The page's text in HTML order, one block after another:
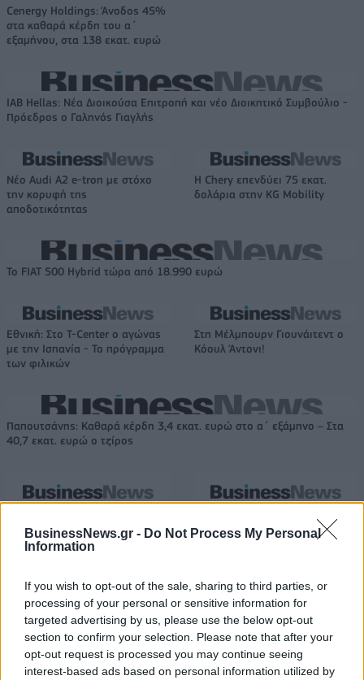
BusinessNews.gr - Do Not Process My Personal
Information
If you wish to opt-out of the sale, sharing to third parties, or
processing of your personal or sensitive information for
targeted advertising by us, please use the below opt-out
section to confirm your selection. Please note that after your
opt-out request is processed you may continue seeing
interest-based ads based on personal information utilized by
Cenergy Holdings: Άνοδος 45%
στα καθαρά κέρδη του α΄
εξαμήνου, στα 138 εκατ. ευρώ
IAB Hellas: Νέα Διοικούσα Επιτροπή και νέο Διοικητικό Συμβούλιο -
Πρόεδρος ο Γαληνός Γιαγλής
Νέο Audi A2 e-tron με στόχο
την κορυφή της
αποδοτικότητας
Η Chery επενδύει 75 εκατ.
δολάρια στην KG Mobility
Το FIAT 500 Hybrid τώρα από 18.990 ευρώ
Εθνική: Στο T-Center ο αγώνας
με την Ισπανία - Το πρόγραμμα
των φιλικών
Στη Μέλμπουρν Γιουνάιτεντ ο
Κόουλ Άντονι!
Παπουτσάνης: Καθαρά κέρδη 3,4 εκατ. ευρώ στο α΄ εξάμηνο – Στα
40,7 εκατ. ευρώ ο τζίρος
κατασκευή σταθμού
ηλεκτροπαραγωγής 800 MW
Πρόγραμμα «Τουρισμός για
Η συμφωνία Arval-Athlon αναδιαμορφώνει την αγορά leasing